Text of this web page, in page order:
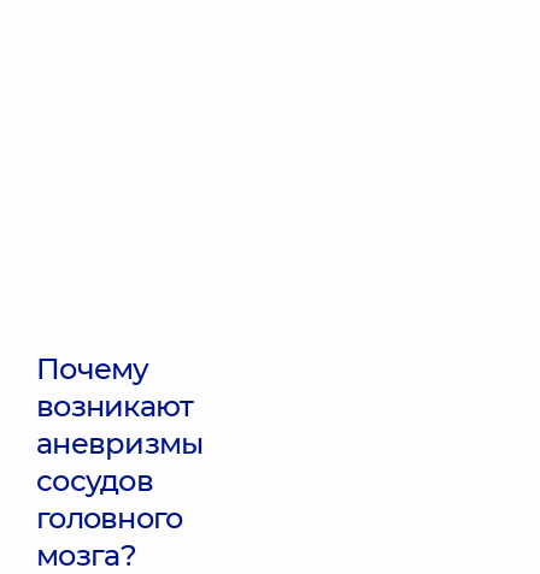
Почему
возникают
аневризмы
сосудов
головного
мозга?